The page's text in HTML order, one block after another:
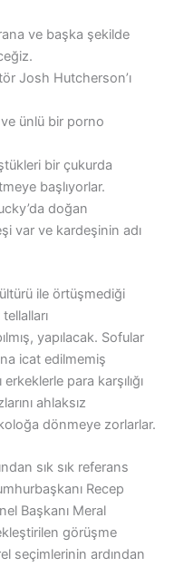
ve başka şekilde
Josh Hutcherson’ı
ünlü bir porno
bir çukurda
başlıyorlar.
doğan
var ve kardeşinin adı
ile örtüşmediği
yapılacak. Sofular
icat edilmemiş
para karşılığı
ahlaksız
dönmeye zorlarlar.
sık sık referans
Recep
Başkanı Meral
görüşme
seçimlerinin ardından